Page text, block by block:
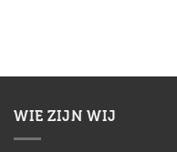
WIE ZIJN WIJ